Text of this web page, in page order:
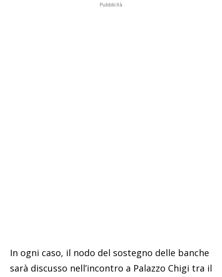
Pubblicità
In ogni caso, il nodo del sostegno delle banche
sarà discusso nell’incontro a Palazzo Chigi tra il